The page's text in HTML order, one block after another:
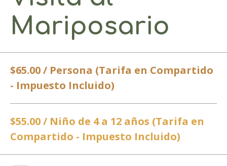
Mariposario
$65.00 / Persona (Tarifa en Compartido
- Impuesto Incluido)
$55.00 / Niño de 4 a 12 años (Tarifa en
Compartido - Impuesto Incluido)